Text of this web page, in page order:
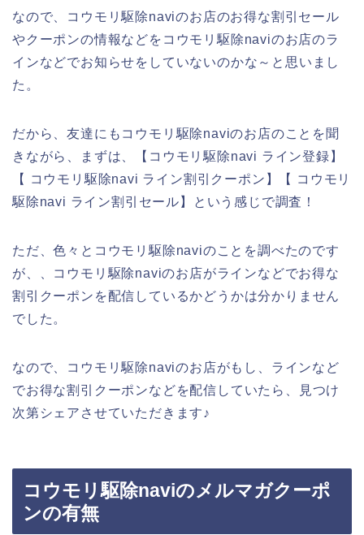
なので、コウモリ駆除naviのお店のお得な割引セール
やクーポンの情報などをコウモリ駆除naviのお店のラ
インなどでお知らせをしていないのかな～と思いまし
た。
だから、友達にもコウモリ駆除naviのお店のことを聞
きながら、まずは、【コウモリ駆除navi ライン登録】
【 コウモリ駆除navi ライン割引クーポン】【 コウモリ
駆除navi ライン割引セール】という感じで調査！
ただ、色々とコウモリ駆除naviのことを調べたのです
が、、コウモリ駆除naviのお店がラインなどでお得な
割引クーポンを配信しているかどうかは分かりません
でした。
なので、コウモリ駆除naviのお店がもし、ラインなど
でお得な割引クーポンなどを配信していたら、見つけ
次第シェアさせていただきます♪
コウモリ駆除naviのメルマガクーポ
ンの有無